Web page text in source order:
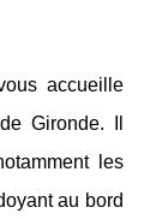
accueille
Gironde. Il
les
au bord